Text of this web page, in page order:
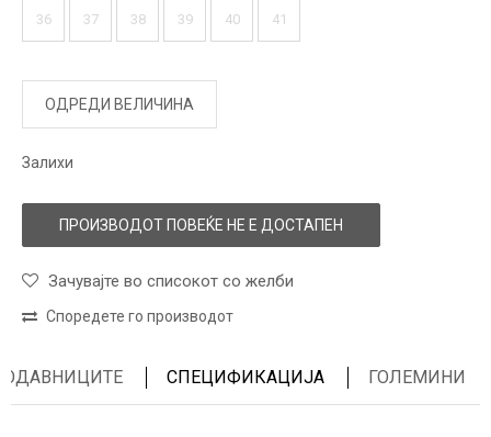
36 37 38 39 40 41
ОДРЕДИ ВЕЛИЧИНА
Залихи
ПРОИЗВОДОТ ПОВЕЌЕ НЕ Е ДОСТАПЕН
Зачувајте во списокот со желби
Споредете го производот
СПЕЦИФИКАЦИЈА ГОЛЕМИНИ